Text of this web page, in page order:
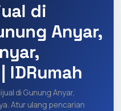
di
Anyar,
IDRumah
di Gunung Anyar,
Atur ulang pencarian